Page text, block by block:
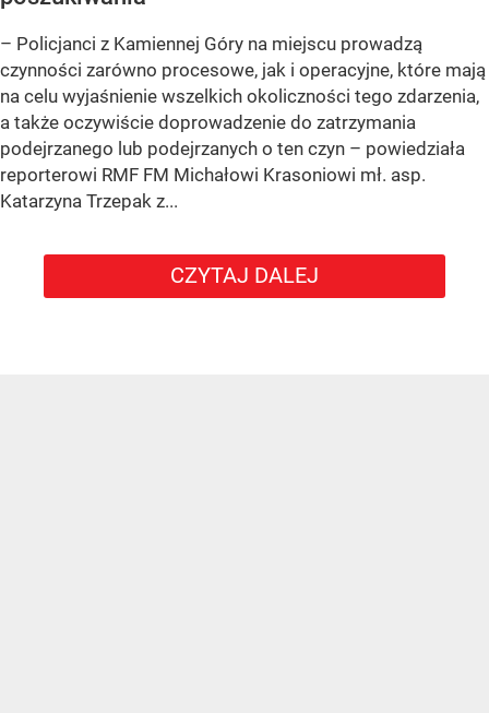
– Policjanci z Kamiennej Góry na miejscu prowadzą
czynności zarówno procesowe, jak i operacyjne, które mają
na celu wyjaśnienie wszelkich okoliczności tego zdarzenia,
a także oczywiście doprowadzenie do zatrzymania
podejrzanego lub podejrzanych o ten czyn – powiedziała
reporterowi RMF FM Michałowi Krasoniowi mł. asp.
Katarzyna Trzepak z...
CZYTAJ DALEJ